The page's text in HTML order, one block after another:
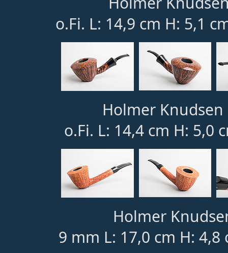
o.Fi. L: 14,9 cm H: 5,1
Holmer Knudsen
o.Fi. L: 14,4 cm H: 5,0
Holmer
9 mm L: 17,0 cm H: